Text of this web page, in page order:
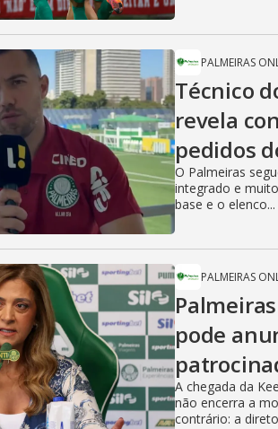
PALMEIRAS
Técnico
revela
pedidos
O Palmeiras
integrado e
base e o elenco...
PALMEIRAS
pode
A chegada da
não encerra a
contrário: a